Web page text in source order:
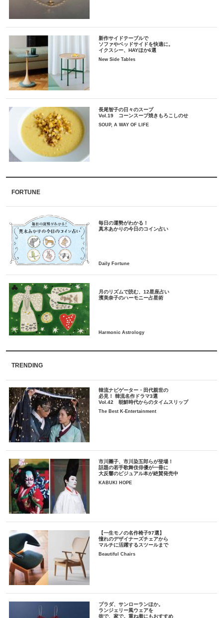
新作サイドテーブルで
ソファやベッドサイドを快適に。
イクスシー、HAYほか6選
New Side Tables
長尾智子の日々のスープ
Vol.19 コーンスープ焼きもろこしのせ
SOUP, A WAY OF LIFE
FORTUNE
毎日の運勢がわかる！
月のリズムで読む、12星座占い
TRENDING
韓流ナビゲーター・田代親世の
必見！ 韓流名作ドラマ3選
Vol.42 朝鮮時代からのタイムスリップ
The Best K-Entertainment
市川團子、市川染五郎らが登場！
話題の若手歌舞伎俳優が一冊に
大反響のビジュアル本が絶賛発売中
KABUKI HOPE
【一生モノの名作椅子97選】
憧れのデザイナーズチェアから
マルチに活躍するスツールまで
Beautiful Chairs
プラダ、サンローランほか。
ランジェリー風ウェアを
街で、家で。重ね着にもおすすめ